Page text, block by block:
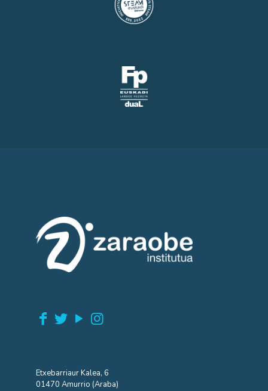
Etxebarriaur Kalea, 6
01470 Amurrio (Araba)